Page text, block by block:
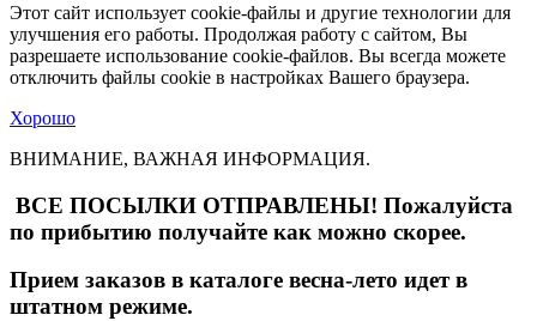
Этот сайт использует cookie-файлы и другие технологии для
улучшения его работы. Продолжая работу с сайтом, Вы
разрешаете использование cookie-файлов. Вы всегда можете
отключить файлы cookie в настройках Вашего браузера.
Хорошо
ВНИМАНИЕ, ВАЖНАЯ ИНФОРМАЦИЯ.
ВСЕ ПОСЫЛКИ ОТПРАВЛЕНЫ! Пожалуйста
по прибытию получайте как можно скорее.
Прием заказов в каталоге весна-лето идет в
штатном режиме.